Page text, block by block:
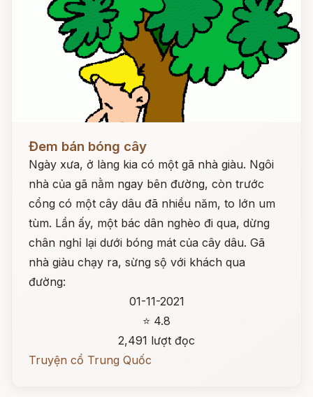
Đem bán bóng cây
Ngày xưa, ở làng kia có một gã nhà giàu. Ngôi
nhà của gã nằm ngay bên đường, còn trước
cổng có một cây dâu đã nhiều năm, to lớn um
tùm. Lần ấy, một bác dân nghèo đi qua, dừng
chân nghỉ lại dưới bóng mát của cây dâu. Gã
nhà giàu chạy ra, sừng sộ với khách qua
đường:
01-11-2021
⭐ 4.8
2,491 lượt đọc
Truyện cổ Trung Quốc